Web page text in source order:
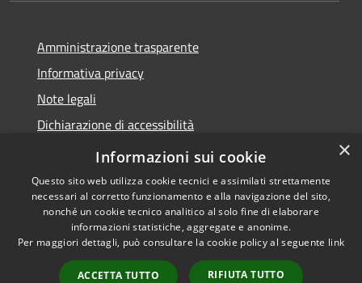
Amministrazione trasparente
Informativa privacy
Note legali
Dichiarazione di accessibilità
Moduli Privacy Amministrazione trasparente
Accessibilità
Copyright © 2026 • Comune di
Limana • Powered by
Municipium•
Accesso
×
Informazioni sui cookie
Questo sito web utilizza cookie tecnici e assimilati strettamente
necessari al corretto funzionamento e alla navigazione del sito,
nonché un cookie tecnico analitico al solo fine di elaborare
informazioni statistiche, aggregate e anonime.
Per maggiori dettagli, può consultare la cookie policy al seguente link
ACCETTA TUTTO RIFIUTA TUTTO